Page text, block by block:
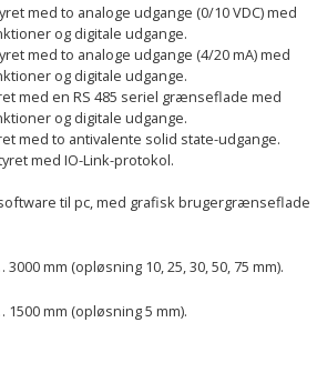
med to analoge udgange (0/10 VDC) med
og digitale udgange.
med to analoge udgange (4/20 mA) med
og digitale udgange.
med en RS 485 seriel grænseflade med
og digitale udgange.
med to antivalente solid state-udgange.
med IO-Link-protokol.
til pc, med grafisk brugergrænseflade
mm (opløsning 10, 25, 30, 50, 75 mm).
mm (opløsning 5 mm).